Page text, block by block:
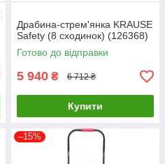
Драбина-стрем'янка KRAUSE
Safety (8 сходинок) (126368)
Готово до відправки
5 940 ₴ 6 712 ₴
Купити
–15%